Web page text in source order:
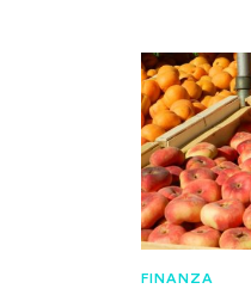
FINANZA